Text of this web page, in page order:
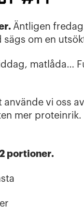
Äntligen
sägs om en
matlåda…
använde vi oss
mer proteinrik.
portioner.